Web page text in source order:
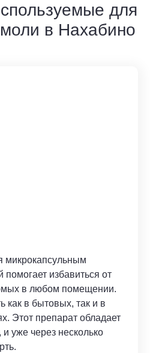
для
в Нахабино
микрокапсульным
избавиться от
в любом помещении.
как в бытовых, так и в
Этот препарат обладает
уже через несколько